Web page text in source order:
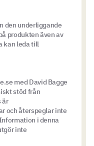
den underliggande
produkten även av
kan leda till
med David Bagge
stöd från
är
och återspeglar inte
i denna
inte